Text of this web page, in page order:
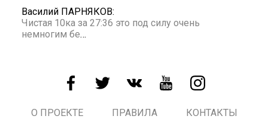
Василий ПАРНЯКОВ:
Чистая 10ка за 27:36 это под силу очень
немногим бе…
О ПРОЕКТЕ ПРАВИЛА КОНТАКТЫ